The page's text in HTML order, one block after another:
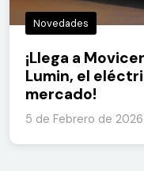
Novedades
¡Llega a
Lumin, el
mercado!
5 de Febrero de 2026